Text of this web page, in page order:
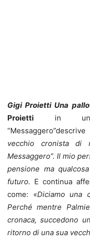
Gigi Proietti Una
Proietti in
vecchio cronista di
Messaggero”. Il mio
pensione ma
futuro. E continua
come: «Diciamo una
Perché mentre
cronaca, succedono
ritorno di una sua